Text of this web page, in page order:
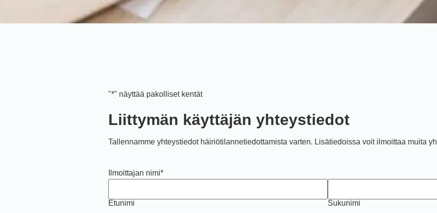
"*" näyttää pakolliset kentät
Liittymän käyttäjän yhteystiedot
Tallennamme yhteystiedot häiriötilannetiedottamista varten. Lisätiedoissa voit ilmoittaa muita
Ilmoittajan nimi*
Etunimi Sukunimi